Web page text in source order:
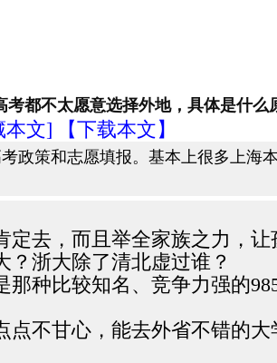
都不太愿意选择外地，具体是什么
本文] 【下载本文】
政策和志愿填报。基本上很多上海
去，而且举全家族之力，让
浙大除了清北虚过谁？
种比较知名、竞争力强的
不甘心，能去外省不错的